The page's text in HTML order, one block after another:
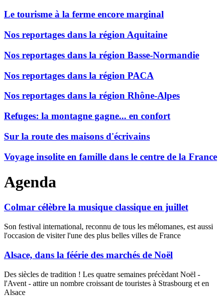
Le tourisme à la ferme encore marginal
Nos reportages dans la région Aquitaine
Nos reportages dans la région Basse-Normandie
Nos reportages dans la région PACA
Nos reportages dans la région Rhône-Alpes
Refuges: la montagne gagne... en confort
Sur la route des maisons d'écrivains
Voyage insolite en famille dans le centre de la France
Agenda
Colmar célèbre la musique classique en juillet
Son festival international, reconnu de tous les mélomanes, est aussi
l'occasion de visiter l'une des plus belles villes de France
Alsace, dans la féérie des marchés de Noël
Des siècles de tradition ! Les quatre semaines précèdant Noël -
l'Avent - attire un nombre croissant de touristes à Strasbourg et en
Alsace